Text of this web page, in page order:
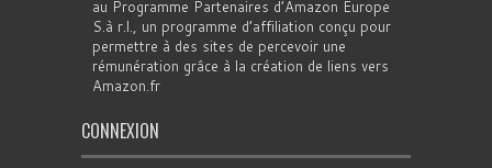
au Programme Partenaires d’Amazon Europe
S.à r.l., un programme d’affiliation conçu pour
permettre à des sites de percevoir une
rémunération grâce à la création de liens vers
Amazon.fr
CONNEXION